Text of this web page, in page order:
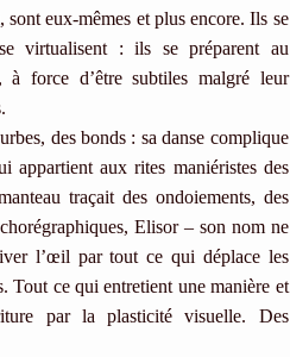
sont eux-mêmes et plus encore. Ils se
virtualisent : ils se préparent au
force d’être subtiles malgré leur
des bonds : sa danse complique
appartient aux rites maniéristes des
traçait des ondoiements, des
Elisor – son nom ne
l’œil par tout ce qui déplace les
Tout ce qui entretient une manière et
par la plasticité visuelle. Des